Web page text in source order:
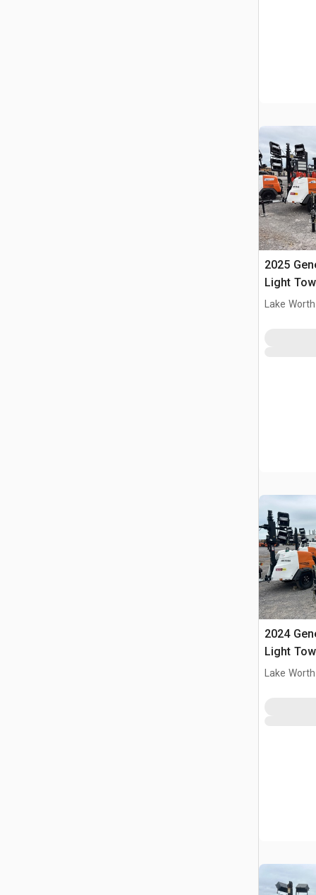
2025
Light
Lake
2024
Light
Lake